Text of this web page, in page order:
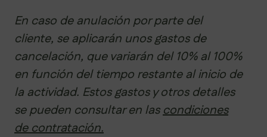
En caso de anulación por parte del
cliente, se aplicarán unos gastos de
cancelación, que variarán del 10% al 100%
en función del tiempo restante al inicio de
la actividad. Estos gastos y otros detalles
se pueden consultar en lascondiciones
de contratación.